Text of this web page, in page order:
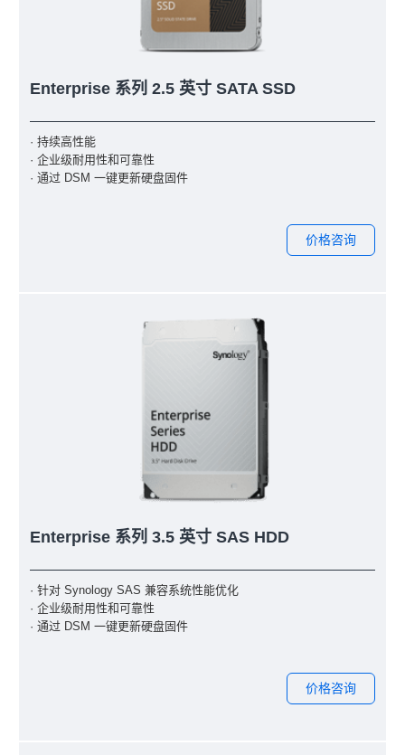
Enterprise 系列 2.5 英寸 SATA SSD
· 持续高性能
· 企业级耐用性和可靠性
· 通过 DSM 一键更新硬盘固件
价格咨询
Enterprise 系列 3.5 英寸 SAS HDD
· 针对 Synology SAS 兼容系统性能优化
· 企业级耐用性和可靠性
· 通过 DSM 一键更新硬盘固件
价格咨询